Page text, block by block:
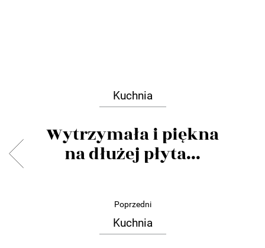
Kuchnia
Wytrzymała i piękna
na dłużej płyta...
Poprzedni
Kuchnia